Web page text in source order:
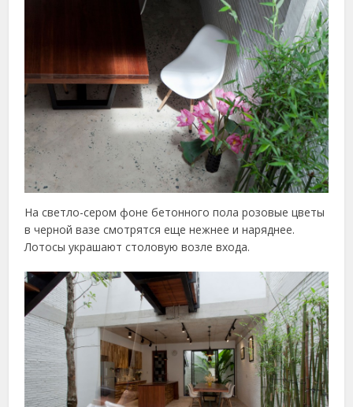
На светло-сером фоне бетонного пола розовые цветы
в черной вазе смотрятся еще нежнее и наряднее.
Лотосы украшают столовую возле входа.